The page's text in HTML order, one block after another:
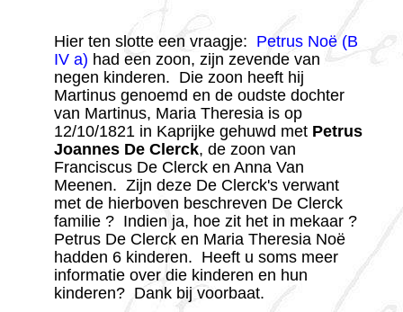
Hier ten slotte een vraagje: Petrus Noë (B
IV a) had een zoon, zijn zevende van
negen kinderen. Die zoon heeft hij
Martinus genoemd en de oudste dochter
van Martinus, Maria Theresia is op
12/10/1821 in Kaprijke gehuwd met Petrus
Joannes De Clerck, de zoon van
Franciscus De Clerck en Anna Van
Meenen. Zijn deze De Clerck's verwant
met de hierboven beschreven De Clerck
familie ? Indien ja, hoe zit het in mekaar ?
Petrus De Clerck en Maria Theresia Noë
hadden 6 kinderen. Heeft u soms meer
informatie over die kinderen en hun
kinderen? Dank bij voorbaat.